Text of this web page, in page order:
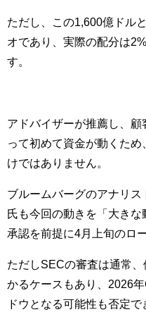
ただし、この1,600億ドル
オであり、実際の配分は
す。
アドバイザーが推薦し、顧
って初めて資金が動くた
けではありません。
ブルームバーグのアナリス
氏も今回の動きを「大き
承認を前提に4月上旬のロ
ただしSECの審査は通常
かるケースもあり、2026
ドウとなる可能性も否定で